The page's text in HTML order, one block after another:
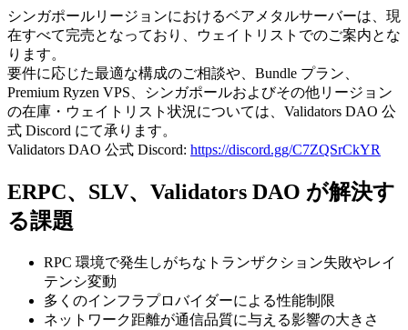
シンガポールリージョンにおけるベアメタルサーバーは、現
在すべて完売となっており、ウェイトリストでのご案内とな
ります。
要件に応じた最適な構成のご相談や、Bundle プラン、
Premium Ryzen VPS、シンガポールおよびその他リージョン
の在庫・ウェイトリスト状況については、Validators DAO 公
式 Discord にて承ります。
Validators DAO 公式 Discord: https://discord.gg/C7ZQSrCkYR
ERPC、SLV、Validators DAO が解決す
る課題
RPC 環境で発生しがちなトランザクション失敗やレイ
テンシ変動
多くのインフラプロバイダーによる性能制限
ネットワーク距離が通信品質に与える影響の大きさ